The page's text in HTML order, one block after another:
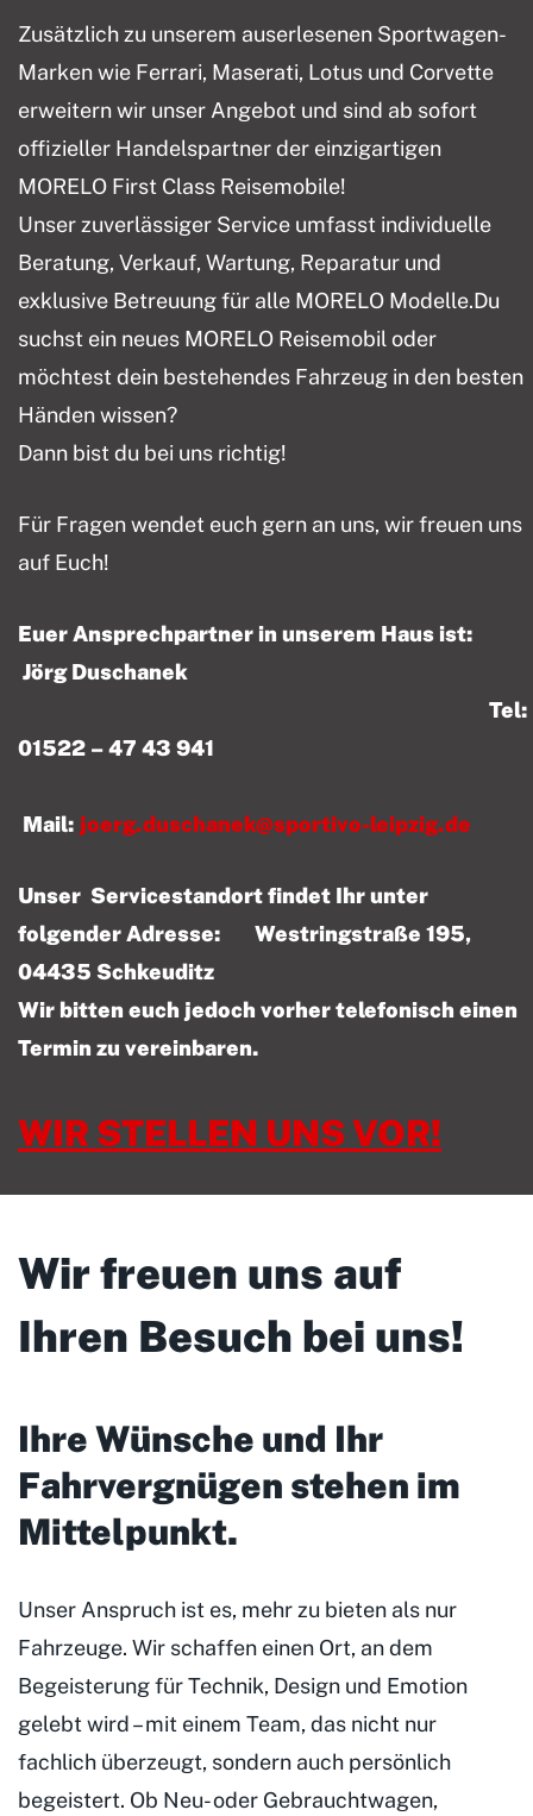
Zusätzlich zu unserem auserlesenen Sportwagen-
Marken wie Ferrari, Maserati, Lotus und Corvette
erweitern wir unser Angebot und sind ab sofort
offizieller Handelspartner der einzigartigen
MORELO First Class Reisemobile!
Unser zuverlässiger Service umfasst individuelle
Beratung, Verkauf, Wartung, Reparatur und
exklusive Betreuung für alle MORELO Modelle.Du
suchst ein neues MORELO Reisemobil oder
möchtest dein bestehendes Fahrzeug in den besten
Händen wissen?
Dann bist du bei uns richtig!
Für Fragen wendet euch gern an uns, wir freuen uns
auf Euch!
Euer Ansprechpartner in unserem Haus ist:
Jörg Duschanek
Tel:
01522 – 47 43 941
Mail: joerg.duschanek@sportivo-leipzig.de
Unser Servicestandort findet Ihr unter
folgender Adresse: Westringstraße 195,
04435 Schkeuditz
Wir bitten euch jedoch vorher telefonisch einen
Termin zu vereinbaren.
WIR STELLEN UNS VOR!
Wir freuen uns auf
Ihren Besuch bei uns!
Ihre Wünsche und Ihr
Fahrvergnügen stehen im
Mittelpunkt.
Unser Anspruch ist es, mehr zu bieten als nur
Fahrzeuge. Wir schaffen einen Ort, an dem
Begeisterung für Technik, Design und Emotion
gelebt wird – mit einem Team, das nicht nur
fachlich überzeugt, sondern auch persönlich
begeistert. Ob Neu- oder Gebrauchtwagen,